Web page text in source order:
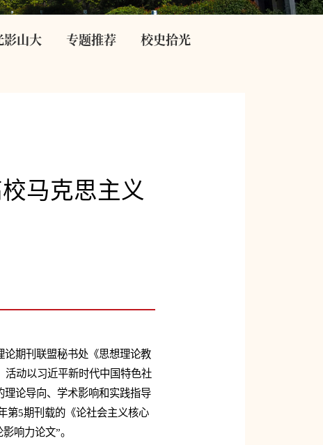
影山大 专题推荐 校史拾光
马克思主义
论期刊联盟秘书处《思想理论教
活动以习近平新时代中国特色社
论导向、学术影响和实践指导
第5期刊载的《论社会主义核心
响力论文”。